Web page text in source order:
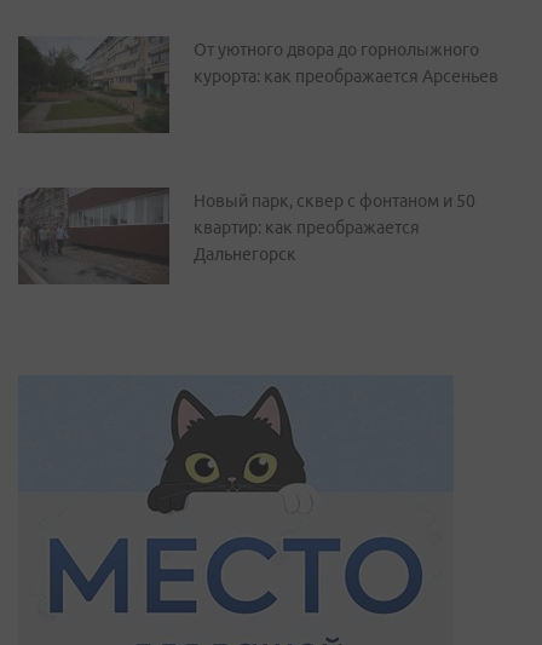
От уютного двора до горнолыжного
курорта: как преображается Арсеньев
Новый парк, сквер с фонтаном и 50
квартир: как преображается
Дальнегорск